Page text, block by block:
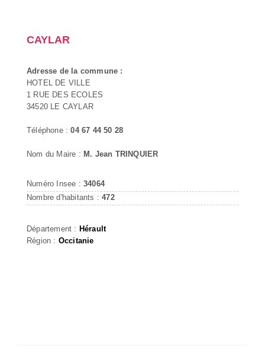
CAYLAR
Adresse de la commune :
HOTEL DE VILLE
1 RUE DES ECOLES
34520 LE CAYLAR
Téléphone :04 67 44 50 28
Nom du Maire : M. Jean TRINQUIER
Numéro Insee : 34064
Nombre d'habitants :472
Département : Hérault
Région : Occitanie